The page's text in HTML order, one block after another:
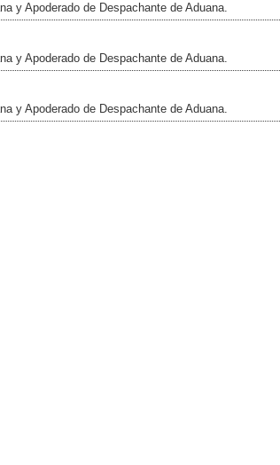
y Apoderado de Despachante de Aduana.
y Apoderado de Despachante de Aduana.
y Apoderado de Despachante de Aduana.